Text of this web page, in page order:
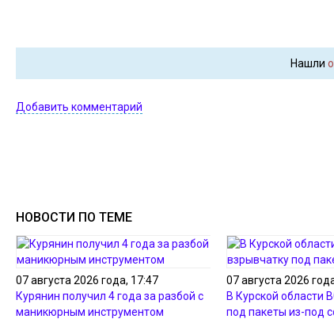
Нашли
Добавить комментарий
НОВОСТИ ПО ТЕМЕ
07 августа 2026 года, 17:47
Курянин получил 4 года за разбой с
маникюрным инструментом
07 августа 2026
В Курской области
под пакеты из-под